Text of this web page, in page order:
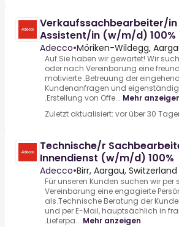
Verkaufssachbearbeiter/in
Assistent/in (w/m/d) 100%
Adecco•Möriken-Wildegg,
Auf Sie haben wir gewartet! Wir
oder nach Vereinbarung eine
motivierte .Betreuung der
Kundenanfragen und
.Erstellung von Offe... Mehr
Zuletzt aktualisiert: vor über 30
Technische/r
Innendienst (w/m/d) 100%
Adecco•Birr, Aargau, Switzerland
Für unseren Kunden suchen wir
Vereinbarung eine engagierte
als.Technische Beratung der
und per E-Mail, hauptsächlich in
.Lieferpa... Mehr anzeigen